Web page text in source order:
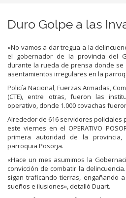
Duro Golpe a las
«No vamos a dar tregua a la
el gobernador de la provincia del
durante la rueda de prensa donde
asentamientos irregulares en la
Policía Nacional, Fuerzas Armadas,
(CTE), entre otras, fueron las
operativo, donde 1.000 covachas
Alrededor de 616 servidores policiales
este viernes en el OPERATIVO
primera autoridad de la
parroquia Posorja.
«Hace un mes asumimos la
convicción de combatir la
sigan traficando tierras, engañando
sueños e ilusiones», detalló Duart.